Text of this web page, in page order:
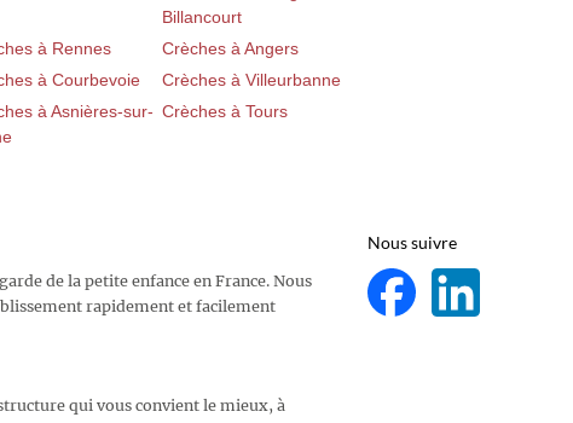
Billancourt
à Rennes
Crèches à Angers
à Courbevoie
Crèches à Villeurbanne
à Asnières-sur- Crèches à Tours
de la petite enfance en France. Nous
rapidement et facilement
qui vous convient le mieux, à
Nous suivre